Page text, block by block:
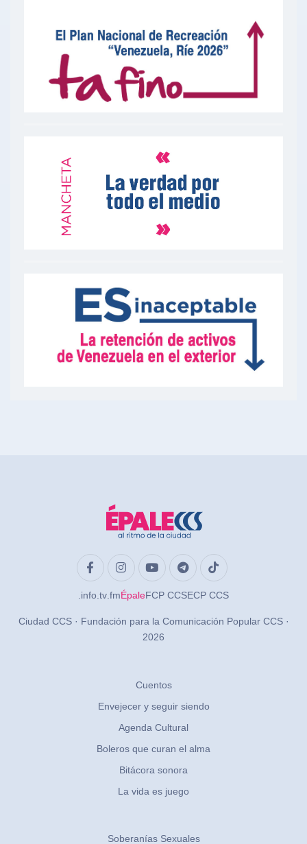
.info .tv .fmÉpaleFCP CCSECP CCS
Ciudad CCS · Fundación para la Comunicación Popular CCS ·
2026
Cuentos
Envejecer y seguir siendo
Agenda Cultural
Boleros que curan el alma
Bitácora sonora
La vida es juego
Soberanías Sexuales